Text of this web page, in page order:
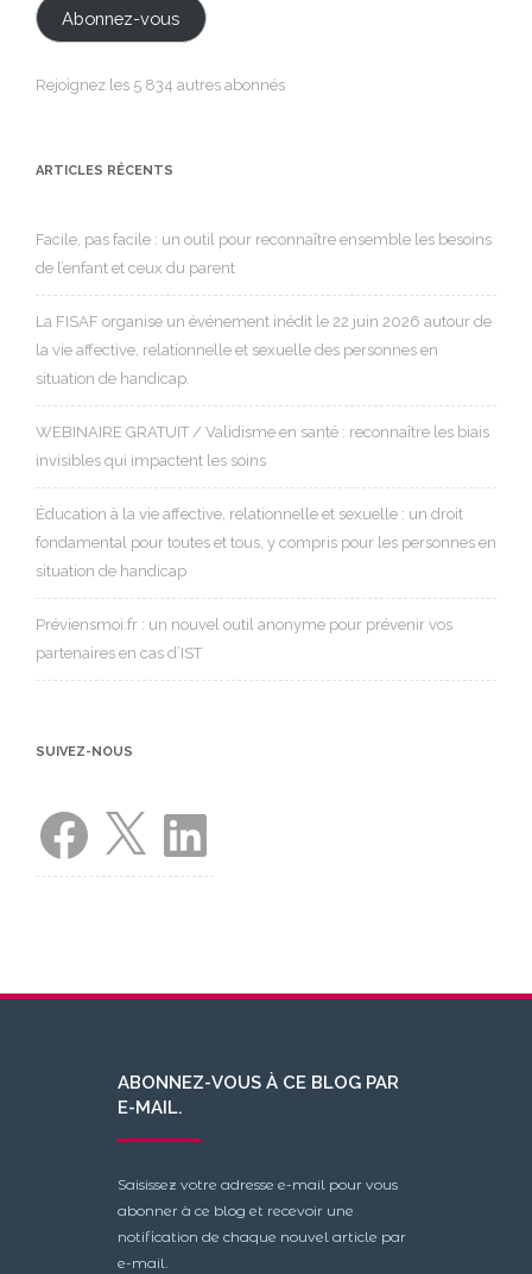
Abonnez-vous
Rejoignez les 5 834 autres abonnés
ARTICLES RÉCENTS
Facile, pas facile : un outil pour reconnaître ensemble les besoins
de l’enfant et ceux du parent
La FISAF organise un événement inédit le 22 juin 2026 autour de
la vie affective, relationnelle et sexuelle des personnes en
situation de handicap.
WEBINAIRE GRATUIT / Validisme en santé : reconnaître les biais
invisibles qui impactent les soins
Éducation à la vie affective, relationnelle et sexuelle : un droit
fondamental pour toutes et tous, y compris pour les personnes en
situation de handicap
Préviensmoi.fr : un nouvel outil anonyme pour prévenir vos
partenaires en cas d’IST
SUIVEZ-NOUS
Facebook LinkedIn
ABONNEZ-VOUS À CE BLOG PAR
E-MAIL.
Saisissez votre adresse e-mail pour vous
abonner à ce blog et recevoir une
notification de chaque nouvel article par
e-mail.